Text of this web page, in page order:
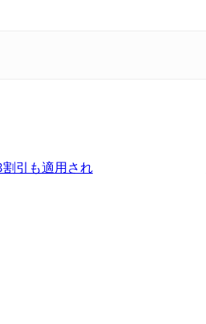
割引も適用され